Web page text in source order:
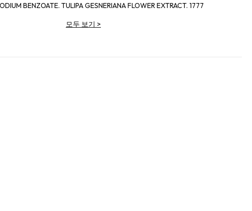
BENZOATE. TULIPA GESNERIANA FLOWER EXTRACT. 1777
모두 보기 >